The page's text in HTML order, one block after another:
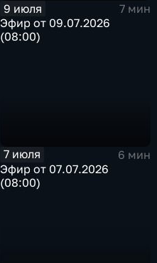
9 июля
7 мин
Эфир от 09.07.2026
(08:00)
7 июля
6 мин
Эфир от 07.07.2026
(08:00)